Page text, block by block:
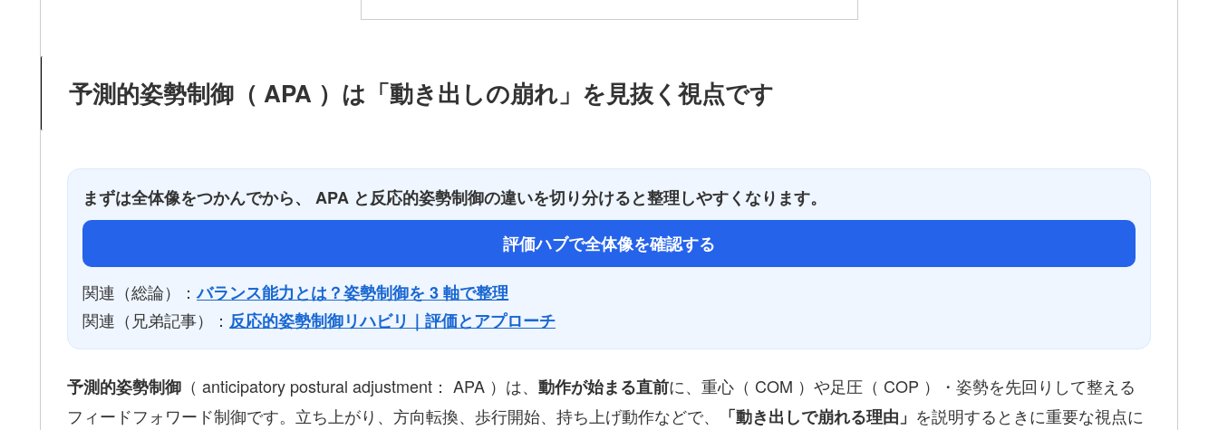
予測的姿勢制御（ APA ）は「動き出しの崩れ」を見抜く視点です
まずは全体像をつかんでから、 APA と反応的姿勢制御の違いを切り分けると整理しやすくなります。
評価ハブで全体像を確認する
関連（総論）：バランス能力とは？姿勢制御を 3 軸で整理
関連（兄弟記事）： 反応的姿勢制御リハビリ｜評価とアプローチ
予測的姿勢制御 （ anticipatory postural adjustment： APA ）は、 動作が始まる直前に、重心（ COM ）や足圧（ COP ）・姿勢を先回りして整える
フィードフォワード制御です。立ち上がり、方向転換、歩行開始、持ち上げ動作などで、
「動き出しで崩れる理由」 を説明するときに重要な視点に